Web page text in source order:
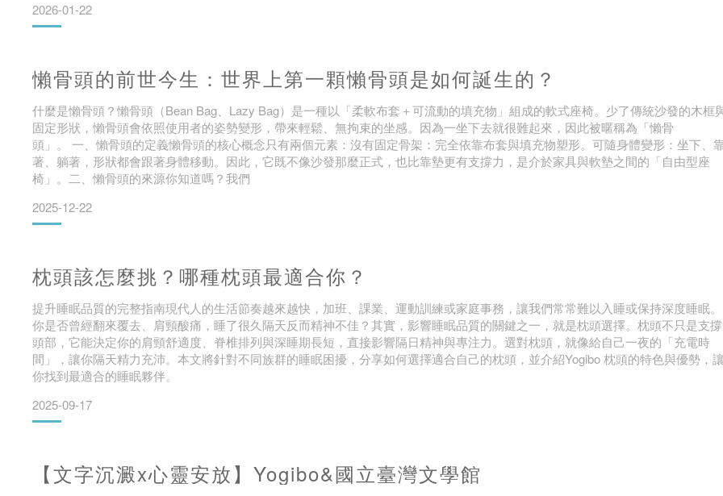
2026-01-22
懶骨頭的前世今生：世界上第一顆懶骨頭是如何誕生的？
什麼是懶骨頭？懶骨頭（Bean Bag、Lazy Bag）是一種以「柔軟布套＋可流動的填充物」組成的軟式座椅。少了傳統沙發的木框
固定形狀，懶骨頭會依照使用者的姿勢變形，帶來輕鬆、無拘束的坐感。因為一坐下去就很難起來，因此被暱稱為「懶骨
頭」。 一、懶骨頭的定義懶骨頭的核心概念只有兩個元素：沒有固定骨架：完全依靠布套與填充物塑形。可隨身體變形：坐下、
著、躺著，形狀都會跟著身體移動。因此，它既不像沙發那麼正式，也比靠墊更有支撐力，是介於家具與軟墊之間的「自由型座
椅」。二、懶骨頭的來源你知道嗎？我們
2025-12-22
枕頭該怎麼挑？哪種枕頭最適合你？
提升睡眠品質的完整指南現代人的生活節奏越來越快，加班、課業、運動訓練或家庭事務，讓我們常常難以入睡或保持深度睡眠。
你是否曾經翻來覆去、肩頸酸痛，睡了很久隔天反而精神不佳？其實，影響睡眠品質的關鍵之一，就是枕頭選擇。枕頭不只是支撐
頭部，它能決定你的肩頸舒適度、脊椎排列與深睡期長短，直接影響隔日精神與專注力。選對枕頭，就像給自己一夜的「充電時
間」，讓你隔天精力充沛。本文將針對不同族群的睡眠困擾，分享如何選擇適合自己的枕頭，並介紹Yogibo 枕頭的特色與優勢，讓
你找到最適合的睡眠夥伴。
2025-09-17
【文字沉澱x心靈安放】Yogibo&國立臺灣文學館